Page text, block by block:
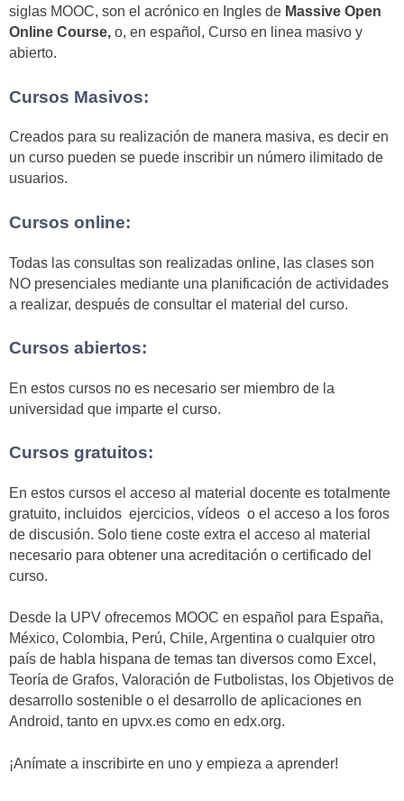
siglas MOOC, son el acrónico en Ingles de Massive Open
Online Course, o, en español, Curso en linea masivo y
abierto.
Cursos Masivos:
Creados para su realización de manera masiva, es decir en
un curso pueden se puede inscribir un número ilimitado de
usuarios.
Cursos online:
Todas las consultas son realizadas online, las clases son
NO presenciales mediante una planificación de actividades
a realizar, después de consultar el material del curso.
Cursos abiertos:
En estos cursos no es necesario ser miembro de la
universidad que imparte el curso.
Cursos gratuitos:
En estos cursos el acceso al material docente es totalmente
gratuito, incluidos ejercicios, vídeos o el acceso a los foros
de discusión. Solo tiene coste extra el acceso al material
necesario para obtener una acreditación o certificado del
curso.
Desde la UPV ofrecemos MOOC en español para España,
México, Colombia, Perú, Chile, Argentina o cualquier otro
país de habla hispana de temas tan diversos como Excel,
Teoría de Grafos, Valoración de Futbolistas, los Objetivos de
desarrollo sostenible o el desarrollo de aplicaciones en
Android, tanto en upvx.es como en edx.org.
¡Anímate a inscribirte en uno y empieza a aprender!